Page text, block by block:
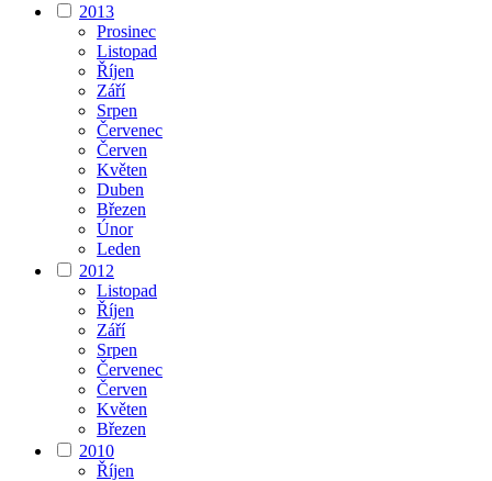
2013
Prosinec
Listopad
Říjen
Září
Srpen
Červenec
Červen
Květen
Duben
Březen
Únor
Leden
2012
Listopad
Říjen
Září
Srpen
Červenec
Červen
Květen
Březen
2010
Říjen